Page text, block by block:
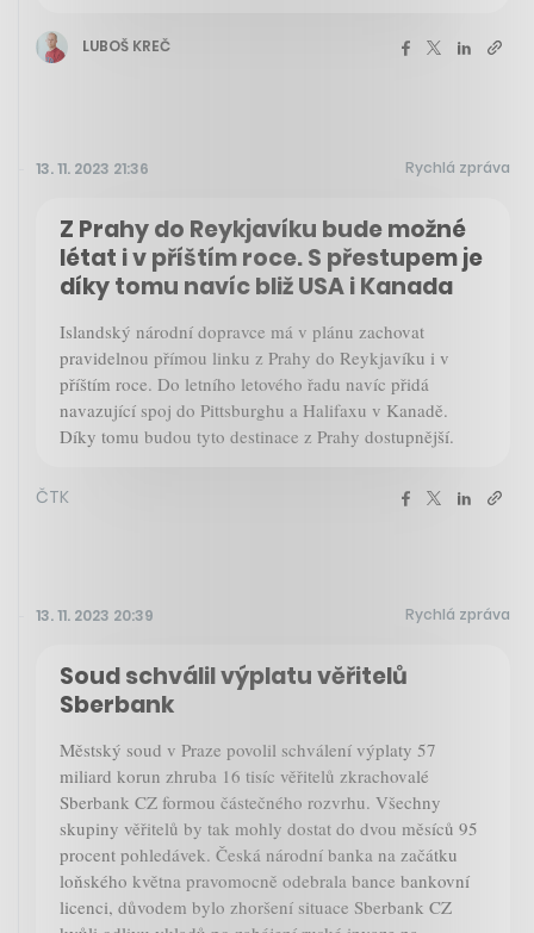
LUBOŠ KREČ
13. 11. 2023 21:36 Rychlá zpráva
Z Prahy do Reykjavíku bude možné
létat i v příštím roce. S přestupem je
díky tomu navíc bliž USA i Kanada
Islandský národní dopravce má v plánu zachovat
pravidelnou přímou linku z Prahy do Reykjavíku i v
příštím roce. Do letního letového řadu navíc přidá
navazující spoj do Pittsburghu a Halifaxu v Kanadě.
Díky tomu budou tyto destinace z Prahy dostupnější.
ČTK
13. 11. 2023 20:39 Rychlá zpráva
Soud schválil výplatu věřitelů
Sberbank
Městský soud v Praze povolil schválení výplaty 57
miliard korun zhruba 16 tisíc věřitelů zkrachovalé
Sberbank CZ formou částečného rozvrhu. Všechny
skupiny věřitelů by tak mohly dostat do dvou měsíců 95
procent pohledávek. Česká národní banka na začátku
loňského května pravomocně odebrala bance bankovní
licenci, důvodem bylo zhoršení situace Sberbank CZ